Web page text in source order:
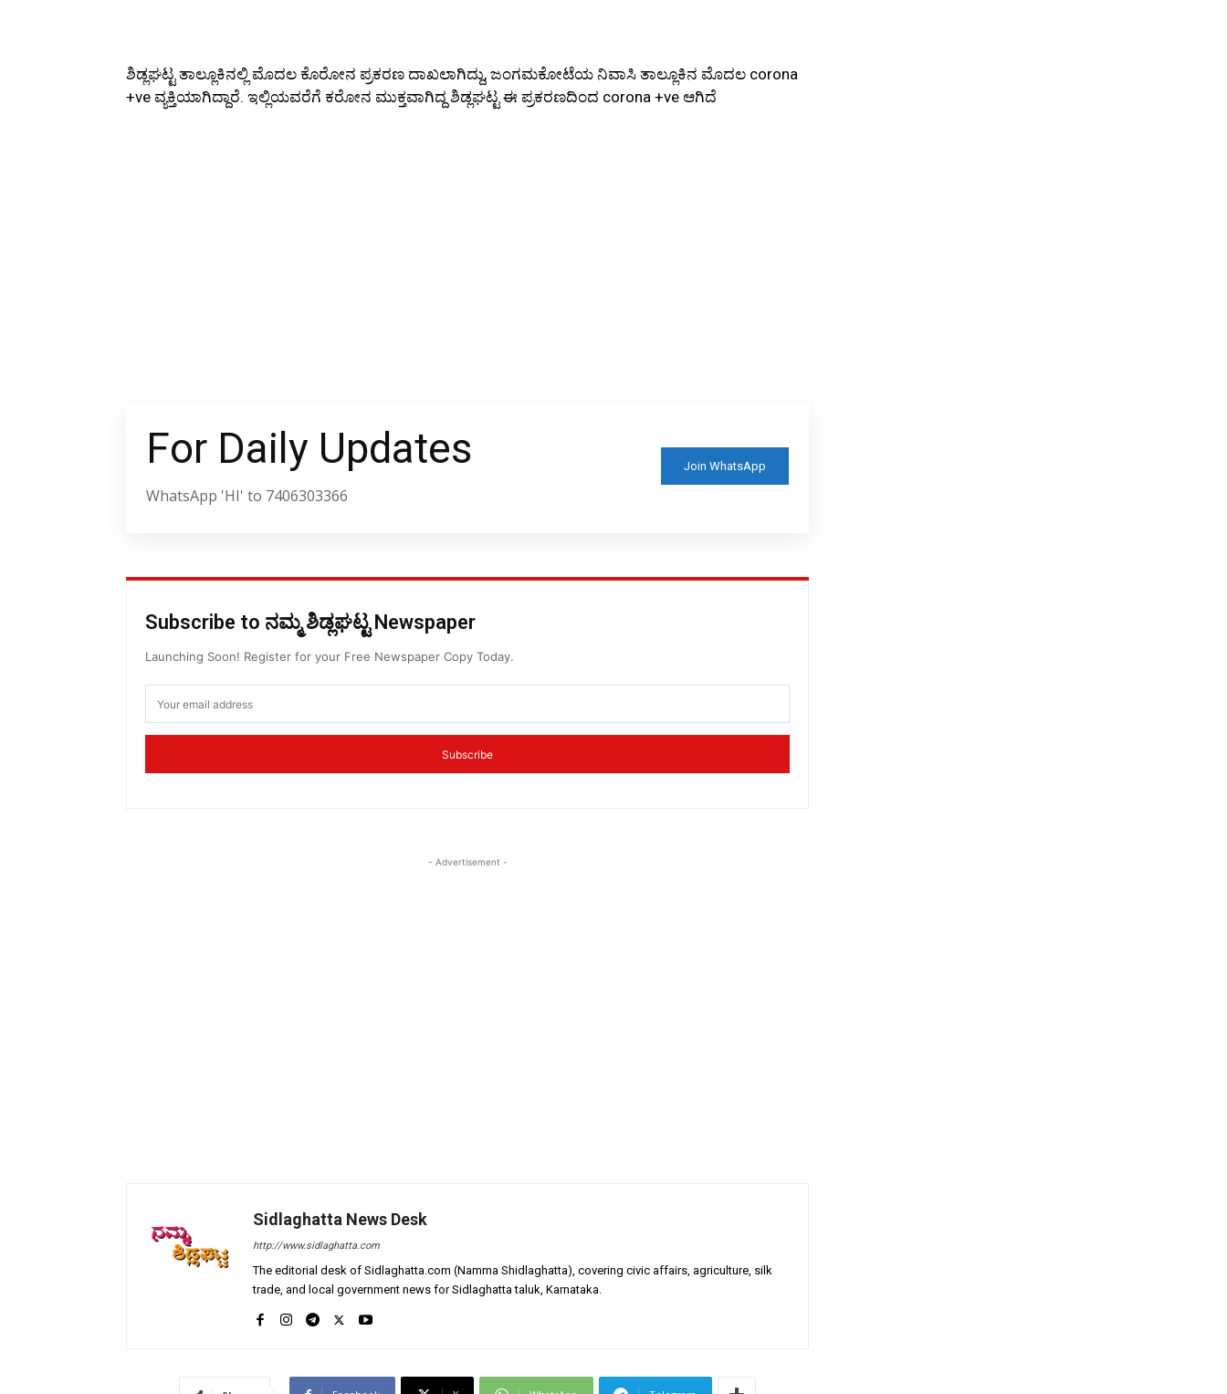
ಶಿಡ್ಲಘಟ್ಟ ತಾಲ್ಲೂಕಿನಲ್ಲಿ ಮೊದಲ ಕೊರೋನ ಪ್ರಕರಣ ದಾಖಲಾಗಿದ್ದು, ಜಂಗಮಕೋಟೆಯ ನಿವಾಸಿ ತಾಲ್ಲೂಕಿನ ಮೊದಲ corona
+ve ವ್ಯಕ್ತಿಯಾಗಿದ್ದಾರೆ. ಇಲ್ಲಿಯವರೆಗೆ ಕರೋನ ಮುಕ್ತವಾಗಿದ್ದ ಶಿಡ್ಲಘಟ್ಟ ಈ ಪ್ರಕರಣದಿಂದ corona +ve ಆಗಿದೆ
For Daily Updates
WhatsApp 'HI' to 7406303366
Join WhatsApp
Subscribe to ನಮ್ಮ ಶಿಡ್ಲಘಟ್ಟ Newspaper
Launching Soon! Register for your Free Newspaper Copy Today.
Subscribe
- Advertisement -
Sidlaghatta News Desk
http://www.sidlaghatta.com
The editorial desk of Sidlaghatta.com (Namma Shidlaghatta), covering civic affairs, agriculture, silk
trade, and local government news for Sidlaghatta taluk, Karnataka.